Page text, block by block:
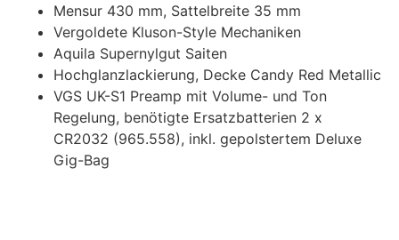
Mensur 430 mm, Sattelbreite 35 mm
Vergoldete Kluson-Style Mechaniken
Aquila Supernylgut Saiten
Hochglanzlackierung, Decke Candy Red Metallic
VGS UK-S1 Preamp mit Volume- und Ton
Regelung, benötigte Ersatzbatterien 2 x
CR2032 (965.558), inkl. gepolstertem Deluxe
Gig-Bag